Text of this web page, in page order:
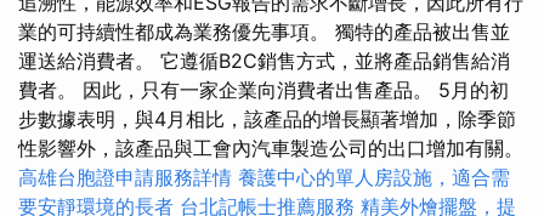
業的可持續性都成為業務優先事項。 獨特的產品被出售並
運送給消費者。 它遵循B2C銷售方式，並將產品銷售給消
費者。 因此，只有一家企業向消費者出售產品。 5月的初
步數據表明，與4月相比，該產品的增長顯著增加，除季節
性影響外，該產品與工會內汽車製造公司的出口增加有關。
高雄台胞證申請服務詳情 養護中心的單人房設施，適合需
要安靜環境的長者 台北記帳士推薦服務 精美外燴擺盤，提